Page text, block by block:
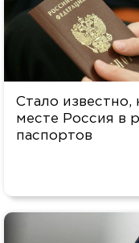
Стало известно,
месте Россия в
паспортов